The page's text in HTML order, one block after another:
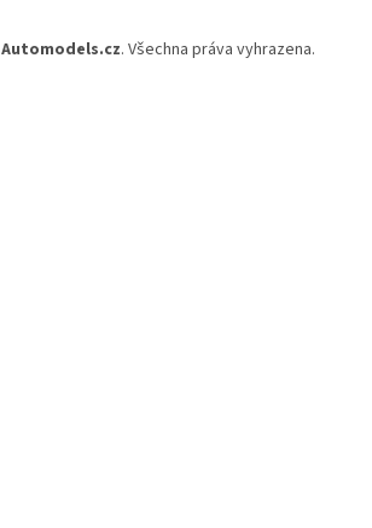
Automodels.cz. Všechna práva vyhrazena.